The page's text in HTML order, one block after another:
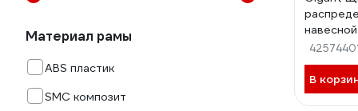
Материал рамы
ABS пластик
SMC композит
ЩРНг-
IP54
В